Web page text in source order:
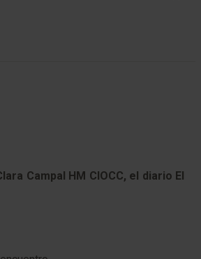
Campal HM CIOCC, el diario El